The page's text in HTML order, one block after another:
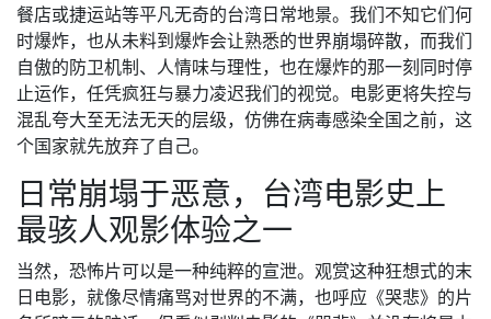
餐店或捷运站等平凡无奇的台湾日常地景。我们不知它们何
时爆炸，也从未料到爆炸会让熟悉的世界崩塌碎散，而我们
自傲的防卫机制、人情味与理性，也在爆炸的那一刻同时停
止运作，任凭疯狂与暴力凌迟我们的视觉。电影更将失控与
混乱夸大至无法无天的层级，仿佛在病毒感染全国之前，这
个国家就先放弃了自己。
日常崩塌于恶意，台湾电影史上
最骇人观影体验之一
当然，恐怖片可以是一种纯粹的宣泄。观赏这种狂想式的末
日电影，就像尽情痛骂对世界的不满，也呼应《哭悲》的片